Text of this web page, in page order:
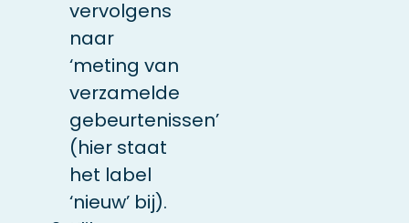
vervolgens
naar
‘meting van
verzamelde
gebeurtenissen’
(hier staat
het label
‘nieuw’ bij).